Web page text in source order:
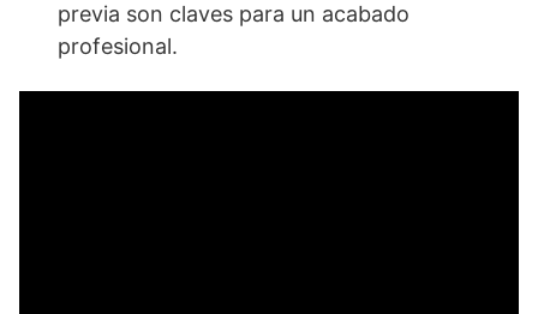
previa son claves para un acabado
profesional.